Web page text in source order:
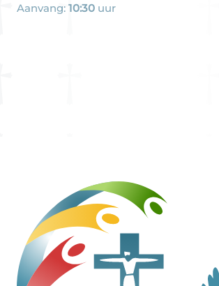
Aanvang: 10:30 uur